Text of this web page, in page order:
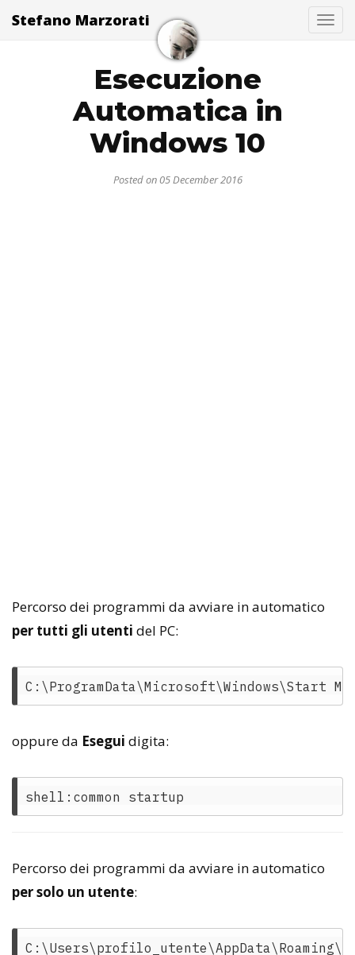
Stefano Marzorati
Esecuzione
Automatica in
Windows 10
Posted on 05 December 2016
Percorso dei programmi da avviare in automatico
per tutti gli utenti del PC:
oppure da Esegui digita:
Percorso dei programmi da avviare in automatico
per solo un utente: